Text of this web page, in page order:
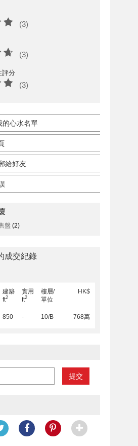
(3)
(3)
評分
(3)
的心水名單
給好友
盤 (2)
成交紀錄
建築
ft2
實用
ft2
樓層/
單位
HK$
850 - 10/B 768萬
提交